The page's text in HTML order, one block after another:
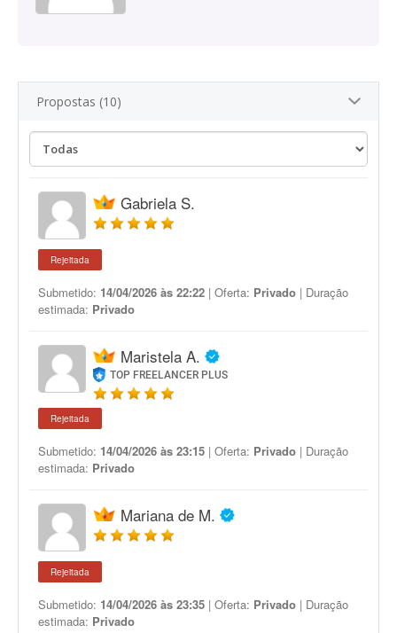
Propostas (10)
Gabriela S.
Rejeitada
Submetido: 14/04/2026 às 22:22 | Oferta: Privado | Duração
estimada: Privado
Maristela A.
TOP FREELANCER PLUS
Rejeitada
Submetido: 14/04/2026 às 23:15 | Oferta: Privado | Duração
estimada: Privado
Mariana de M.
Rejeitada
Submetido: 14/04/2026 às 23:35 | Oferta: Privado | Duração
estimada: Privado